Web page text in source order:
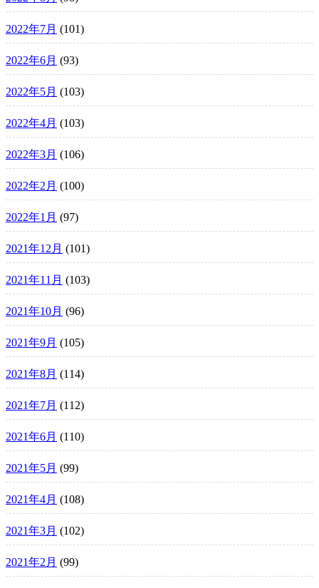
2022年7月 (101)
2022年6月 (93)
2022年5月 (103)
2022年4月 (103)
2022年3月 (106)
2022年2月 (100)
2022年1月 (97)
2021年12月 (101)
2021年11月 (103)
2021年10月 (96)
2021年9月 (105)
2021年8月 (114)
2021年7月 (112)
2021年6月 (110)
2021年5月 (99)
2021年4月 (108)
2021年3月 (102)
2021年2月 (99)